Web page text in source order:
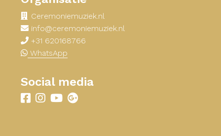
Ceremoniemuziek.nl
info@ceremoniemuziek.nl
+31 620168766
WhatsApp
Social media
Delen
via
Delen
via
Delen
via